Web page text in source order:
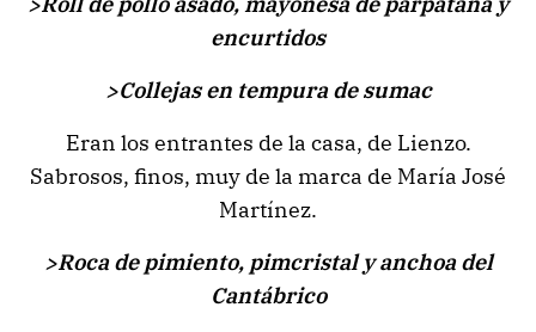
encurtidos
>Collejas en tempura de sumac
Eran los entrantes de la casa, de Lienzo.
Sabrosos, finos, muy de la marca de María José
Martínez.
>Roca de pimiento, pimcristal y anchoa del
Cantábrico